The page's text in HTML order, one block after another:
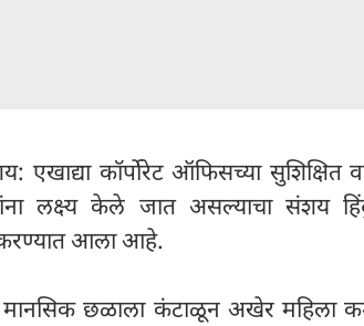
एखाद्या कॉर्पोरेट ऑफिसच्या सुशिक्षित
लक्ष्य केले जात असल्याचा संशय
करण्यात आला आहे.
मानसिक छळाला कंटाळून अखेर महिला